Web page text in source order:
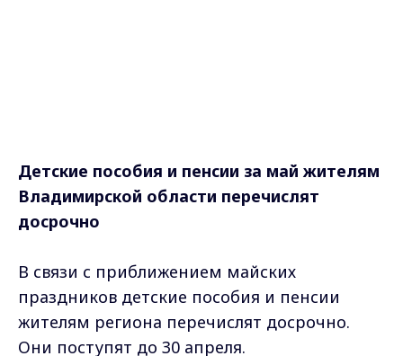
Детские пособия и пенсии за май жителям
Владимирской области перечислят
досрочно
В связи с приближением майских
праздников детские пособия и пенсии
жителям региона перечислят досрочно.
Они поступят до 30 апреля.